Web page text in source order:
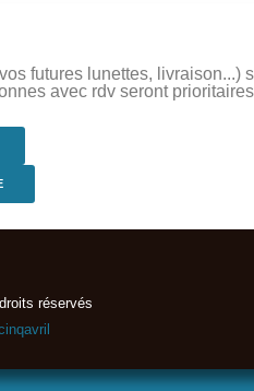
futures lunettes, livraison...)
avec rdv seront
réservés​